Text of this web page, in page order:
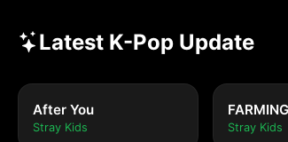
Latest K-Pop Update
After You
Stray Kids
FARMING
Stray Kids